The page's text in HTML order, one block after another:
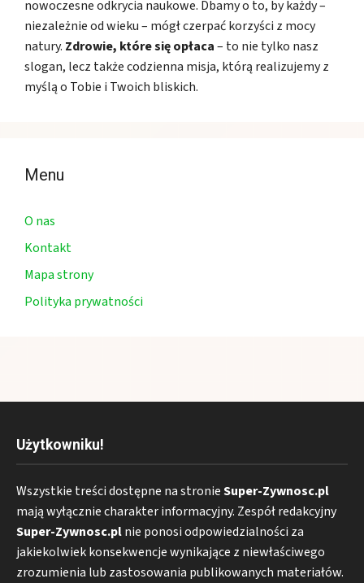
nowoczesne odkrycia naukowe. Dbamy o to, by każdy –
niezależnie od wieku – mógł czerpać korzyści z mocy
natury. Zdrowie, które się opłaca– to nie tylko nasz
slogan, lecz także codzienna misja, którą realizujemy z
myślą o Tobie i Twoich bliskich.
Menu
O nas
Kontakt
Mapa strony
Polityka prywatności
Użytkowniku!
Wszystkie treści dostępne na stronieSuper-Zywnosc.pl
mają wyłącznie charakter informacyjny. Zespół redakcyjny
Super-Zywnosc.plnie ponosi odpowiedzialności za
jakiekolwiek konsekwencje wynikające z niewłaściwego
zrozumienia lub zastosowania publikowanych materiałów.